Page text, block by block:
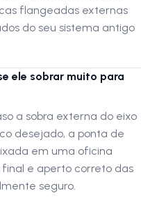
flangeadas externas
do seu sistema antigo
ele sobrar muito para
a sobra externa do eixo
desejado, a ponta de
em uma oficina
e aperto correto das
seguro.